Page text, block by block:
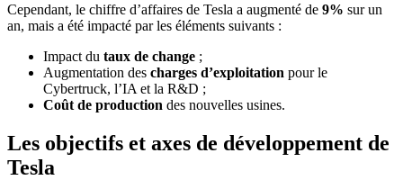
Cependant, le chiffre d’affaires de Tesla a augmenté de 9% sur un
an, mais a été impacté par les éléments suivants :
Impact du taux de change ;
Augmentation des charges d’exploitation pour le
Cybertruck, l’IA et la R&D ;
Coût de production des nouvelles usines.
Les objectifs et axes de développement de
Tesla